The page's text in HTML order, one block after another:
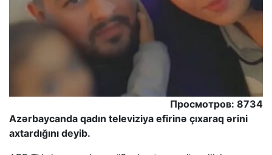
Просмотров: 8734
Azərbaycanda qadın televiziya efirinə çıxaraq ərini
axtardığını deyib.